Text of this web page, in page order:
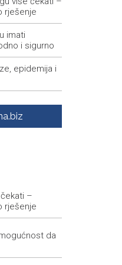
rješenje
imati
i sigurno
epidemija i
Leara" nakon
–
rješenje
da